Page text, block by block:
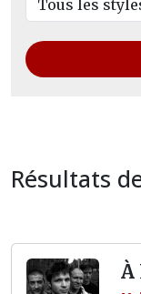
Résultats
À